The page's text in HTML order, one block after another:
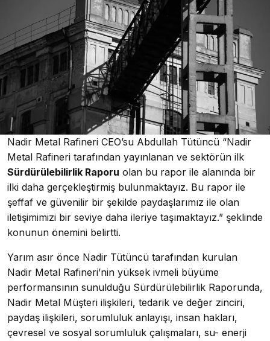
Nadir Metal Rafineri CEO’su Abdullah Tütüncü “Nadir
Metal Rafineri tarafından yayınlanan ve sektörün ilk
Sürdürülebilirlik Raporu olan bu rapor ile alanında bir
ilki daha gerçekleştirmiş bulunmaktayız. Bu rapor ile
şeffaf ve güvenilir bir şekilde paydaşlarımız ile olan
iletişimimizi bir seviye daha ileriye taşımaktayız.” şeklinde
konunun önemini belirtti.
Yarım asır önce Nadir Tütüncü tarafından kurulan
Nadir Metal Rafineri’nin yüksek ivmeli büyüme
performansının sunulduğu Sürdürülebilirlik Raporunda,
Nadir Metal Müşteri ilişkileri, tedarik ve değer zinciri,
paydaş ilişkileri, sorumluluk anlayışı, insan hakları,
çevresel ve sosyal sorumluluk çalışmaları, su- enerji